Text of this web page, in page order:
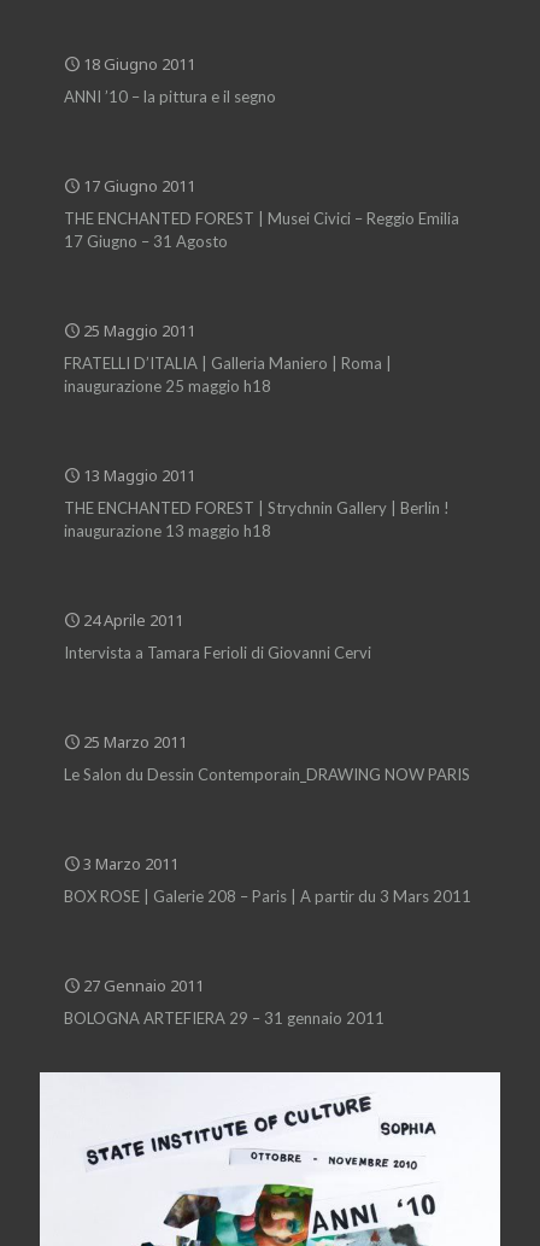
18 Giugno 2011
ANNI ’10 – la pittura e il segno
17 Giugno 2011
THE ENCHANTED FOREST | Musei Civici – Reggio Emilia
17 Giugno – 31 Agosto
25 Maggio 2011
FRATELLI D’ITALIA | Galleria Maniero | Roma |
inaugurazione 25 maggio h18
13 Maggio 2011
THE ENCHANTED FOREST | Strychnin Gallery | Berlin !
inaugurazione 13 maggio h18
24 Aprile 2011
Intervista a Tamara Ferioli di Giovanni Cervi
25 Marzo 2011
Le Salon du Dessin Contemporain_DRAWING NOW PARIS
3 Marzo 2011
BOX ROSE | Galerie 208 – Paris | A partir du 3 Mars 2011
27 Gennaio 2011
BOLOGNA ARTEFIERA 29 – 31 gennaio 2011